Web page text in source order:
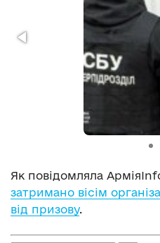
Як повідомляла
затримано вісім
від призову.